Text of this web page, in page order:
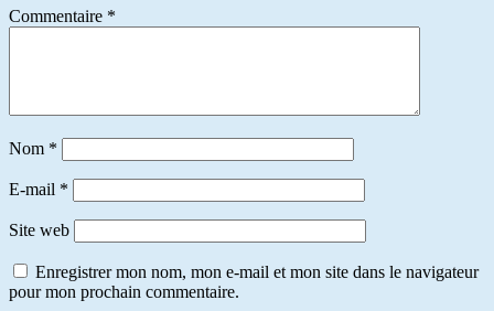
Commentaire *
Nom *
E-mail *
Site web
Enregistrer mon nom, mon e-mail et mon site dans le navigateur
pour mon prochain commentaire.